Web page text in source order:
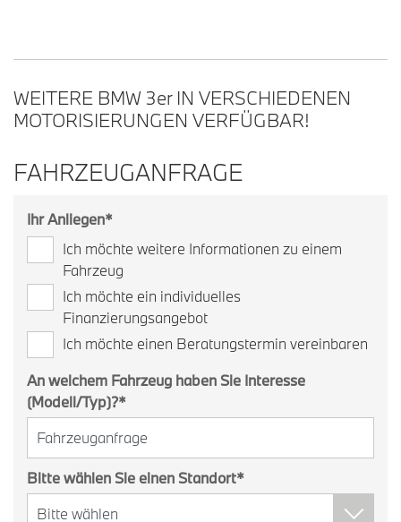
WEITERE BMW 3erIN VERSCHIEDENEN
MOTORISIERUNGEN VERFÜGBAR!
FAHRZEUGANFRAGE
Ihr Anliegen*
Ich möchte weitere Informationen zu einem
Fahrzeug
Ich möchte ein individuelles
Finanzierungsangebot
Ich möchte einen Beratungstermin vereinbaren
An welchem Fahrzeug haben Sie Interesse
(Modell/Typ)?*
Bitte wählen Sie einen Standort*